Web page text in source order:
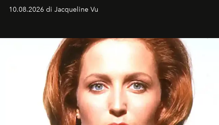
tradizionale e sulla cultura pop.
10.08.2026 di Jacqueline Vu